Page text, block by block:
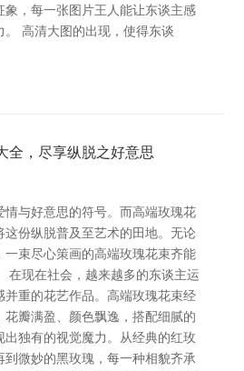
象，每一张图片王人能让东谈主感
高清大图的出现，使得东谈
全，尽享纵脱之好意思
情与好意思的符号。而高端玫瑰花
这份纵脱普及至艺术的田地。无论
一束尽心策画的高端玫瑰花束齐能
在现在社会，越来越多的东谈主运
并重的花艺作品。高端玫瑰花束经
瓣满盈、颜色飘逸，搭配细腻的
独有的视觉魔力。从经典的红玫
微妙的黑玫瑰，每一种相貌齐承